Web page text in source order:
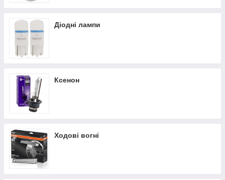
Діодні лампи
Ксенон
Ходові вогні